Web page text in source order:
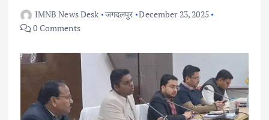
IMNB News Desk जगदलपुर December 23, 2025
0 Comments